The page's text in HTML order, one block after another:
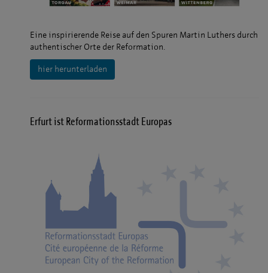
Eine inspirierende Reise auf den Spuren Martin Luthers durch
authentischer Orte der Reformation.
hier herunterladen
Erfurt ist Reformationsstadt Europas